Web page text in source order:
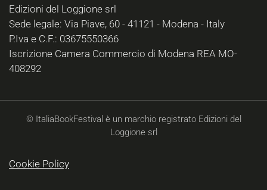
Edizioni del Loggione srl
Sede legale: Via Piave, 60 - 41121 - Modena - Italy
P.Iva e C.F.: 03675550366
Iscrizione Camera Commercio di Modena REA MO-
408292
© ItaliaBookFestival è un marchio registrato Edizioni del
Loggione srl
Cookie Policy